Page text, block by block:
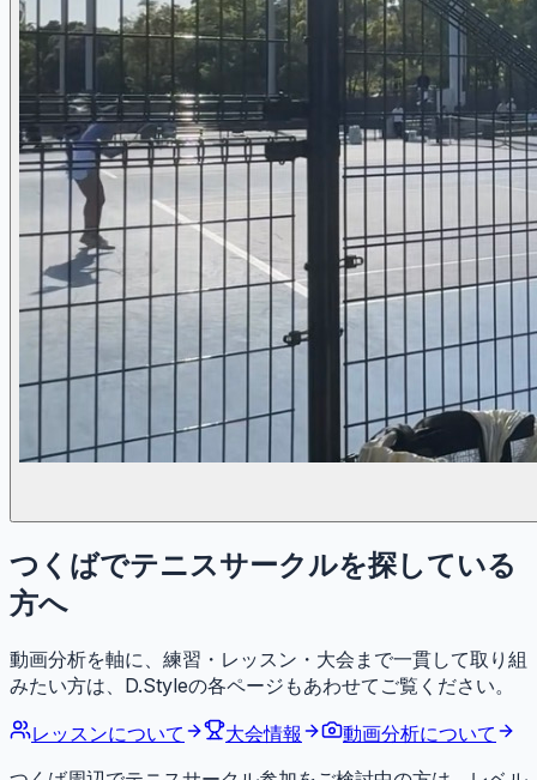
つくばでテニスサークルを探している
方へ
動画分析を軸に、練習・レッスン・大会まで一貫して取り組
みたい方は、D.Styleの各ページもあわせてご覧ください。
レッスンについて
大会情報
動画分析について